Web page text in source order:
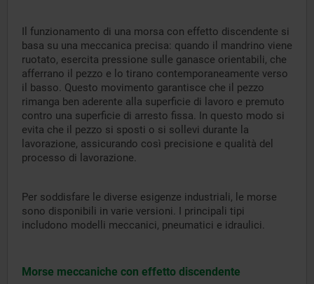
Il funzionamento di una morsa con effetto discendente si
basa su una meccanica precisa: quando il mandrino viene
ruotato, esercita pressione sulle ganasce orientabili, che
afferrano il pezzo e lo tirano contemporaneamente verso
il basso. Questo movimento garantisce che il pezzo
rimanga ben aderente alla superficie di lavoro e premuto
contro una superficie di arresto fissa. In questo modo si
evita che il pezzo si sposti o si sollevi durante la
lavorazione, assicurando così precisione e qualità del
processo di lavorazione.
Per soddisfare le diverse esigenze industriali, le morse
sono disponibili in varie versioni. I principali tipi
includono modelli meccanici, pneumatici e idraulici.
Morse meccaniche con effetto discendente